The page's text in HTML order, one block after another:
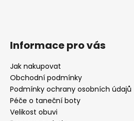
Informace pro vás
Jak nakupovat
Obchodní podmínky
Podmínky ochrany osobních údajů
Péče o taneční boty
Velikost obuvi